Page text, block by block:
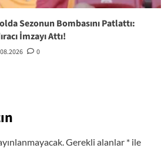
Sezonun Bombasını Patlattı:
İmzayı Attı!
0
Gerekli alanlar *ile